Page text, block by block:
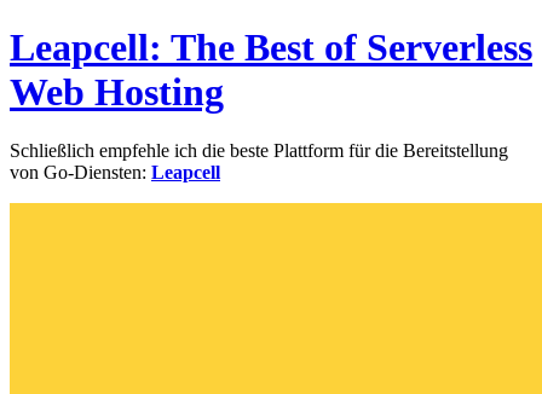
Leapcell: The Best of Serverless
Web Hosting
Schließlich empfehle ich die beste Plattform für die Bereitstellung
von Go-Diensten: Leapcell